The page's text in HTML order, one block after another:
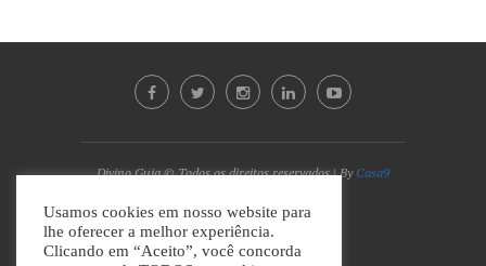
Divino Guia © Todos os direitos reservados | By Casa9
VOLTAR AO TOPO
Usamos cookies em nosso website para
lhe oferecer a melhor experiência.
Clicando em “Aceito”, você concorda